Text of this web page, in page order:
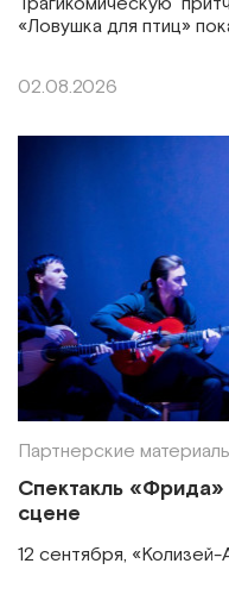
«Ловушка для птиц»
02.08.2026
Партнерские
Спектакль
сцене
12 сентября,